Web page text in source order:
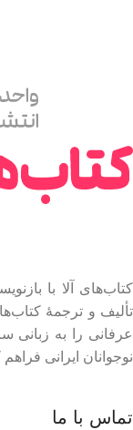
کتاب‌های آلا با
تألیف و ترجمۀ
عرفانی را به زبانی
نوجوانان ایرانی فراهم
تماس با ما